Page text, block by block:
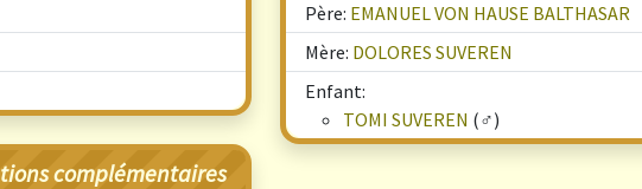
complémentaires
Père: EMANUEL VON HAUSE BALTHASAR
Mère: DOLORES SUVEREN
Enfant:
TOMI SUVEREN (♂)